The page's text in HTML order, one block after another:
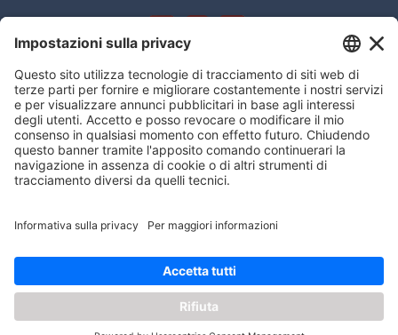
you get the best experience on our
Got it!
CONTATTI
Edi.Ermes srl
Viale E. Forlanini, 21 - 20134, Milano
(+39)027021121
E-mail:eeinfo@eenet.it
ORARI
Lunedì — Giovedì: - 08:30 - 13:00 – 14:00 - 17:30
Venerdì: - 08:30 - 13:00 – 14:00 - 16:00